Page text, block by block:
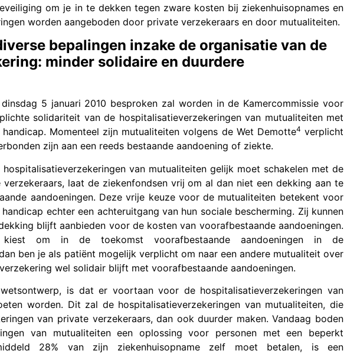
om je in te dekken tegen zware kosten bij ziekenhuisopnames en
worden aangeboden door private verzekeraars en door mutualiteiten.
bepalingen inzake de organisatie van de
minder solidaire en duurdere
5 januari 2010 besproken zal worden in de Kamercommissie voor
solidariteit van de hospitalisatieverzekeringen van mutualiteiten met
Momenteel zijn mutualiteiten volgens de Wet Demotte4 verplicht
zijn aan een reeds bestaande aandoening of ziekte.
van mutualiteiten gelijk moet schakelen met de
laat de ziekenfondsen vrij om al dan niet een dekking aan te
aandoeningen. Deze vrije keuze voor de mutualiteiten betekent voor
echter een achteruitgang van hun sociale bescherming. Zij kunnen
blijft aanbieden voor de kosten van voorafbestaande aandoeningen.
om in de toekomst voorafbestaande aandoeningen in de
ben je als patiënt mogelijk verplicht om naar een andere mutualiteit over
wel solidair blijft met voorafbestaande aandoeningen.
is dat er voortaan voor de hospitalisatieverzekeringen van
worden. Dit zal de hospitalisatieverzekeringen van mutualiteiten, die
van private verzekeraars, dan ook duurder maken. Vandaag boden
van mutualiteiten een oplossing voor personen met een beperkt
28% van zijn ziekenhuisopname zelf moet betalen, is een